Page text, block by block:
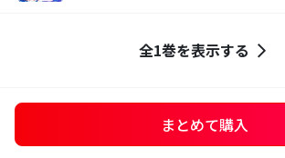
全1巻を表示する
まとめて購入